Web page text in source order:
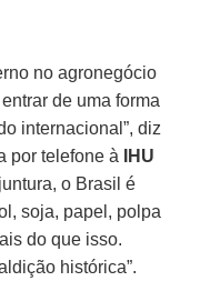
no agronegócio
de uma forma
internacional”, diz
por telefone à IHU
o Brasil é
soja, papel, polpa
do que isso.
histórica”.